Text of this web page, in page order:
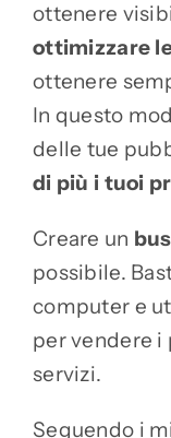
ottenere
ottimizzare
ottenere
In questo
delle tue
di più i tuoi
Creare un
possibile.
computer e
per vendere
servizi.
Seguendo i